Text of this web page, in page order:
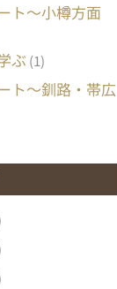
ト～小樽方面
ぶ (1)
ト～釧路・帯広